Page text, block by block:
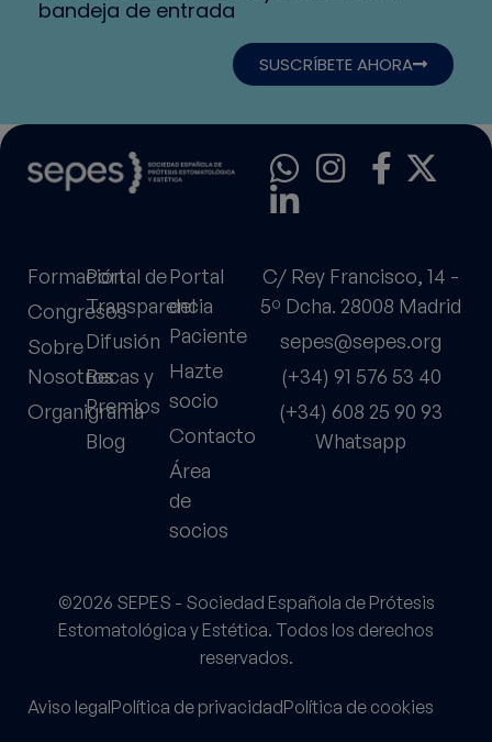
bandeja de entrada
SUSCRÍBETE AHORA
Formación
Congresos
Sobre
Nosotros
Organigrama
Portal de
Transparencia
Difusión
Becas y
Premios
Blog
Portal
del
Paciente
Hazte
socio
Contacto
Área
de
socios
C/ Rey Francisco, 14 -
5º Dcha. 28008 Madrid
sepes@sepes.org
(+34) 91 576 53 40
(+34) 608 25 90 93
Whatsapp
©2026 SEPES - Sociedad Española de Prótesis
Estomatológica y Estética. Todos los derechos
reservados.
Aviso legalPolítica de privacidadPolítica de cookies